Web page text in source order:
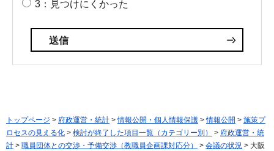
3：見つけにくかった
トップページ > 府政運営・統計 >情報公開・個人情報保護 >情報公開 > 施策プ
ロセスの見える化 > 検討が終了した項目一覧（カテゴリー別） > 府政運営・統
計 > 職員団体との交渉・予備交渉（教職員企画課対応分） > 会議の状況 > 大阪